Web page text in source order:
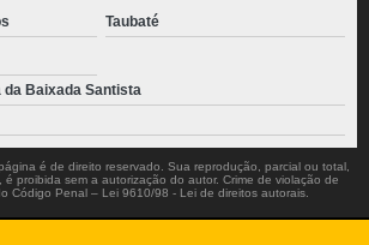
Taubaté
da Baixada Santista
é de direito reservado. Sua reprodução, parcial ou total,
é proibida sem a autorização do autor. Crime de violação de
Código Penal – Lei 9610/98 - Lei de direitos autorais